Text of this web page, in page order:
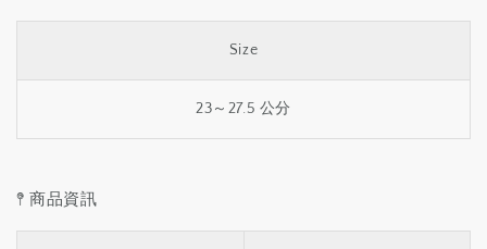
Size
23～27.5 公分
𖤥 商品資訊